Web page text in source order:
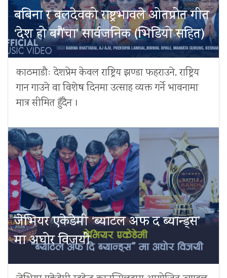
बबिना र बलदेवको राष्ट्रभावले ओतप्रोत गीत
‘देश हो बगैंचा’ सार्वजनिक (भिडियो सहित)
काठमाडौः देशप्रेम केवल राष्ट्रिय झण्डा फहराउने, राष्ट्रिय
गान गाउने वा विशेष दिनमा उत्साह व्यक्त गर्ने भावनामा
मात्र सीमित हुँदैन ।
जेभियर एकेडेमी ‘ब्याटल अफ द ब्यान्ड्स’
मा अघोर विजयी